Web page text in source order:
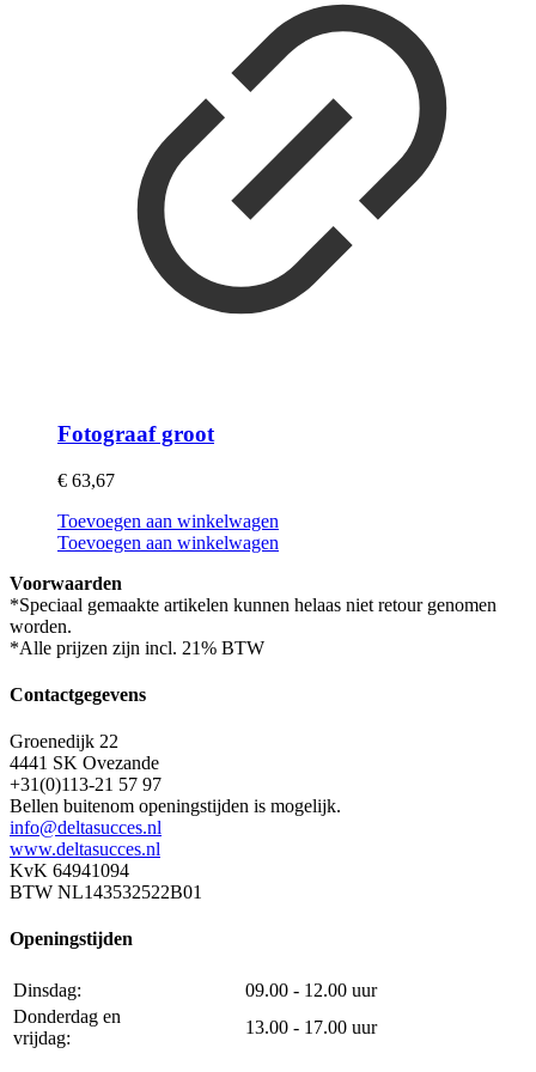
Fotograaf groot
€ 63,67
Toevoegen aan winkelwagen
Toevoegen aan winkelwagen
Voorwaarden
*Speciaal gemaakte artikelen kunnen helaas niet retour genomen
worden.
*Alle prijzen zijn incl. 21% BTW
Contactgegevens
Groenedijk 22
4441 SK Ovezande
+31(0)113-21 57 97
Bellen buitenom openingstijden is mogelijk.
info@deltasucces.nl
www.deltasucces.nl
KvK 64941094
BTW NL143532522B01
Openingstijden
Dinsdag:
09.00 - 12.00 uur
Donderdag en
vrijdag:
13.00 - 17.00 uur